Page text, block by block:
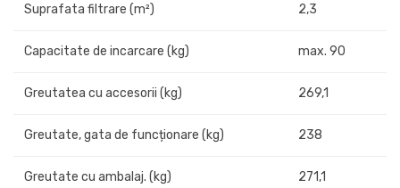
Suprafata filtrare (m²) 2,3
Capacitate de incarcare (kg) max. 90
Greutatea cu accesorii (kg) 269,1
Greutate, gata de funcționare (kg) 238
Greutate cu ambalaj. (kg) 271,1